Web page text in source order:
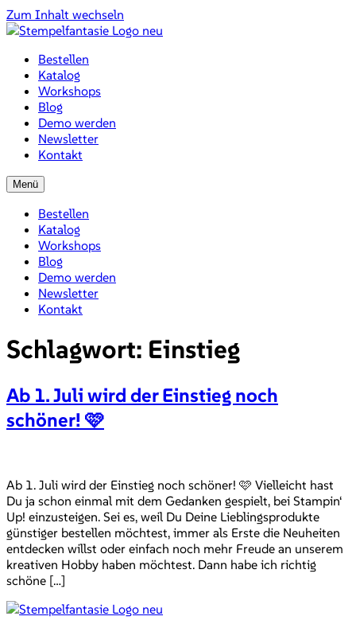
Zum Inhalt wechseln
Bestellen
Katalog
Workshops
Blog
Demo werden
Newsletter
Kontakt
Menü
Bestellen
Katalog
Workshops
Blog
Demo werden
Newsletter
Kontakt
Schlagwort: Einstieg
Ab 1. Juli wird der Einstieg noch
schöner! 🩷
Ab 1. Juli wird der Einstieg noch schöner! 🩷 Vielleicht hast
Du ja schon einmal mit dem Gedanken gespielt, bei Stampin‘
Up! einzusteigen. Sei es, weil Du Deine Lieblingsprodukte
günstiger bestellen möchtest, immer als Erste die Neuheiten
entdecken willst oder einfach noch mehr Freude an unserem
kreativen Hobby haben möchtest. Dann habe ich richtig
schöne […]